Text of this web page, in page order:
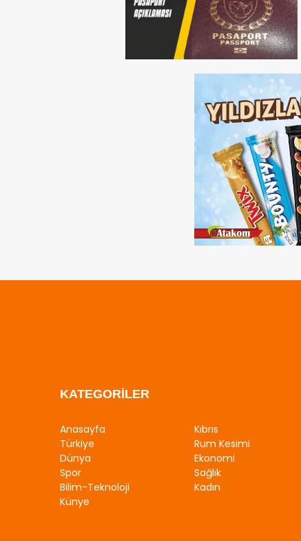
KATEGORİLER
Anasayfa
Kıbrıs
Türkiye
Rum Kesimi
Dünya
Ekonomi
Spor
Sağlık
Bilim-Teknoloji
Kadın
Künye